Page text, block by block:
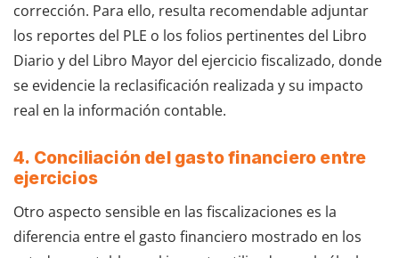
corrección. Para ello, resulta recomendable adjuntar
los reportes del PLE o los folios pertinentes del Libro
Diario y del Libro Mayor del ejercicio fiscalizado, donde
se evidencie la reclasificación realizada y su impacto
real en la información contable.
4. Conciliación del gasto financiero entre
ejercicios
Otro aspecto sensible en las fiscalizaciones es la
diferencia entre el gasto financiero mostrado en los